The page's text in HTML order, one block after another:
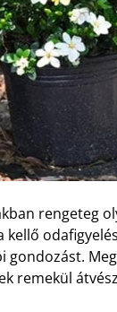
rengeteg
remekül